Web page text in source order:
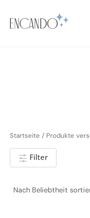
Inhalt
springen
Startseite / Produkte
Filter